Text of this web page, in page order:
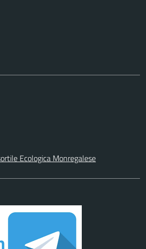
Ecologica Monregalese